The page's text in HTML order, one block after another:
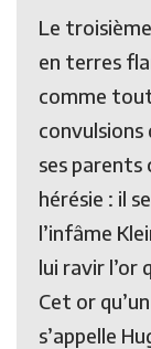
Le
en terres
comme
ses parents
hérésie : il
l’infâme
lui ravir l’or
Cet or
s’appelle